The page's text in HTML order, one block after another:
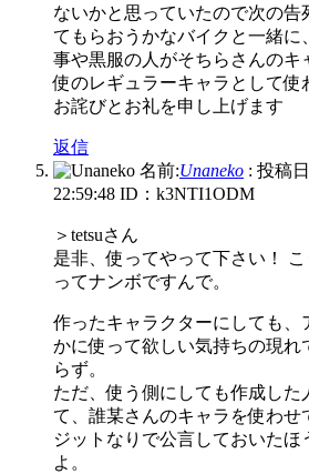
ないかと思っていたので次の告
てもらおうかなバイクと一緒に
事や黒服の人がそちらさんのキ
使のレギュラーキャラとして使
お詫びとお礼を申し上げます
返信
名前:Unaneko : 投稿
22:59:48 ID：k3NTI1ODM
＞tetsuさん
是非、使ってやって下さい！
ってナンボですんで。
作ったキャラクターにしても、
かに使って欲しい気持ちの現れ
らず。
ただ、使う側にしても作成した
て、誰某さんのキャラを使わせ
ジットなりで公言しておいたほ
よ。